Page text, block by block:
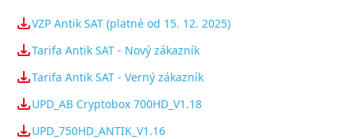
VZP Antik SAT (platné od 15. 12. 2025)
Tarifa Antik SAT - Nový zákazník
Tarifa Antik SAT - Verný zákazník
UPD_AB Cryptobox 700HD_V1.18
UPD_750HD_ANTIK_V1.16